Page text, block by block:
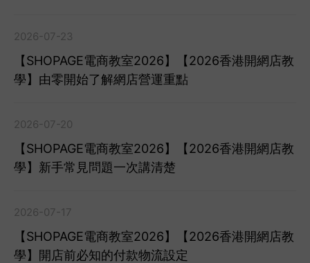
2026-07-23
【SHOPAGE電商教室2026】【2026香港開網店教
學】由零開始了解網店營運重點
2026-07-20
【SHOPAGE電商教室2026】【2026香港開網店教
學】新手常見問題一次講清楚
2026-07-17
【SHOPAGE電商教室2026】【2026香港開網店教
學】開店前必知的付款物流設定